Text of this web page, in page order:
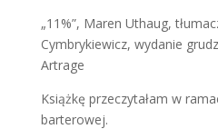
„11%”, Maren Uthaug,
Cymbrykiewicz, wydanie
Artrage
Książkę przeczytałam w
barterowej.